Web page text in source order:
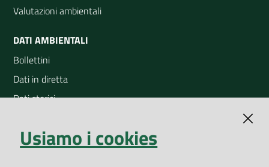
Valutazioni ambientali
DATI AMBIENTALI
Bollettini
Dati in diretta
Dati storici
Open Data
Usiamo i cookies